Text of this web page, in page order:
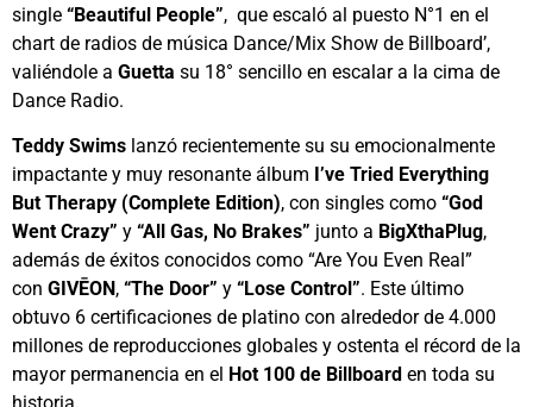
single “Beautiful People”, que escaló al puesto N°1 en el
chart de radios de música Dance/Mix Show de Billboard’,
valiéndole a Guetta su 18° sencillo en escalar a la cima de
Dance Radio.
Teddy Swims lanzó recientemente su su emocionalmente
impactante y muy resonante álbum I’ve Tried Everything
But Therapy (Complete Edition), con singles como “God
Went Crazy” y “All Gas, No Brakes” junto a BigXthaPlug,
además de éxitos conocidos como “Are You Even Real”
con GIVĒON , “The Door” y “Lose Control”. Este último
obtuvo 6 certificaciones de platino con alrededor de 4.000
millones de reproducciones globales y ostenta el récord de la
mayor permanencia en el Hot 100 de Billboard en toda su